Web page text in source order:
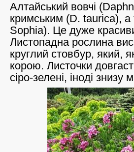
Алтайський вовчі
кримським (D. taurica),
Sophia). Це дуже
Листопадна рослина
круглий стовбур, який,
корою. Листочки
сіро-зелені, іноді знизу